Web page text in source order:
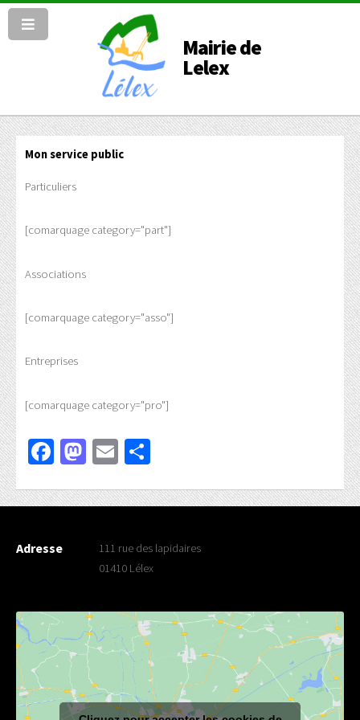
Mairie de
Lelex
Mon service public
Particuliers
[comarquage category="part"]
Associations
[comarquage category="asso"]
Entreprises
[comarquage category="pro"]
Facebook
Mastodon
Email
Adresse
111 rue des lapidaires
01410 Lélex